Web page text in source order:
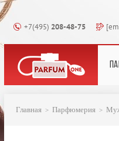
+7(495) 208-48-75
Главная Парфюмерия